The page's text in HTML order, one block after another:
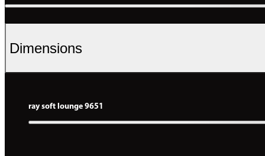
Dimensions
ray soft lounge 9651